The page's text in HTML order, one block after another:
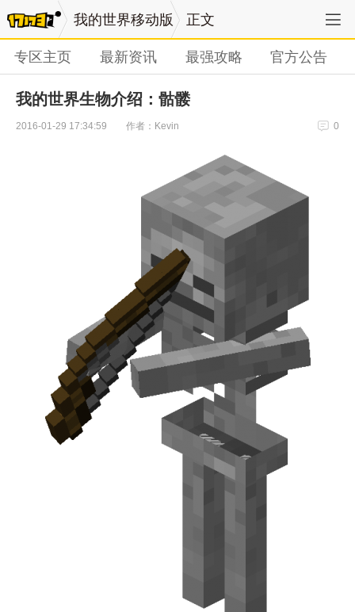
我的世界移动版 正文
专区主页 最新资讯 最强攻略 官方公告
我的世界生物介绍：骷髅
2016-01-29 17:34:59 作者：Kevin 0